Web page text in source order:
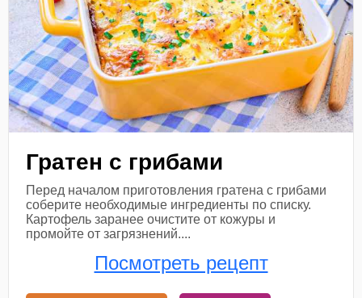
Гратен с грибами
Перед началом приготовления гратена с грибами
соберите необходимые ингредиенты по списку.
Картофель заранее очистите от кожуры и
промойте от загрязнений....
Посмотреть рецепт